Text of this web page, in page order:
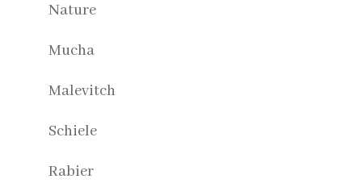
Nature
Mucha
Malevitch
Schiele
Rabier